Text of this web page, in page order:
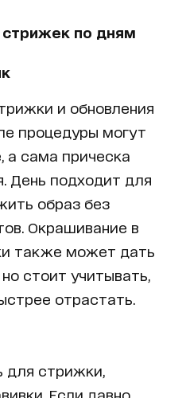
по дням
и обновления
процедуры могут
а сама прическа
День подходит для
образ без
Окрашивание в
также может дать
стоит учитывать,
отрастать.
для стрижки,
Если давно